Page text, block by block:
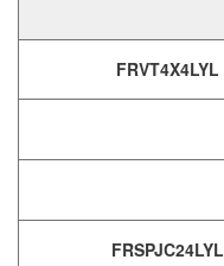
FRVT4X4LYL
FRSPJC24LYL